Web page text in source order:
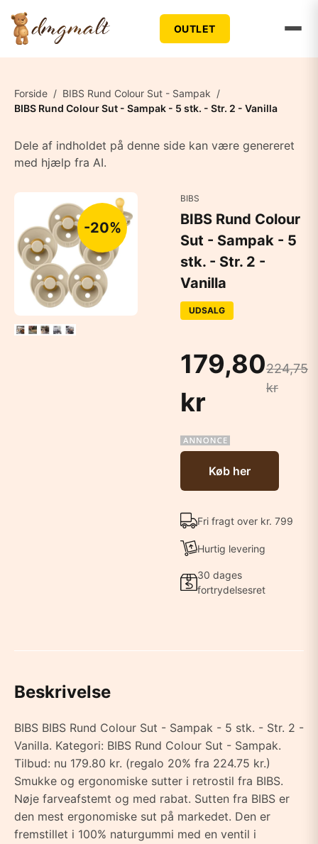
OUTLET
Forside / BIBS Rund Colour Sut - Sampak /
BIBS Rund Colour Sut - Sampak - 5 stk. - Str. 2 - Vanilla
Dele af indholdet på denne side kan være genereret
med hjælp fra AI.
-20%
BIBS
BIBS Rund Colour
Sut - Sampak - 5
stk. - Str. 2 -
Vanilla
UDSALG
179,80
kr
224,75
kr
Køb her
Fri fragt over kr. 799
Hurtig levering
30 dages
fortrydelsesret
Beskrivelse
BIBS BIBS Rund Colour Sut - Sampak - 5 stk. - Str. 2 -
Vanilla. Kategori: BIBS Rund Colour Sut - Sampak.
Tilbud: nu 179.80 kr. (regalo 20% fra 224.75 kr.)
Smukke og ergonomiske sutter i retrostil fra BIBS.
Nøje farveafstemt og med rabat. Sutten fra BIBS er
den mest ergonomiske sut på markedet. Den er
fremstillet i 100% naturgummi med en ventil i